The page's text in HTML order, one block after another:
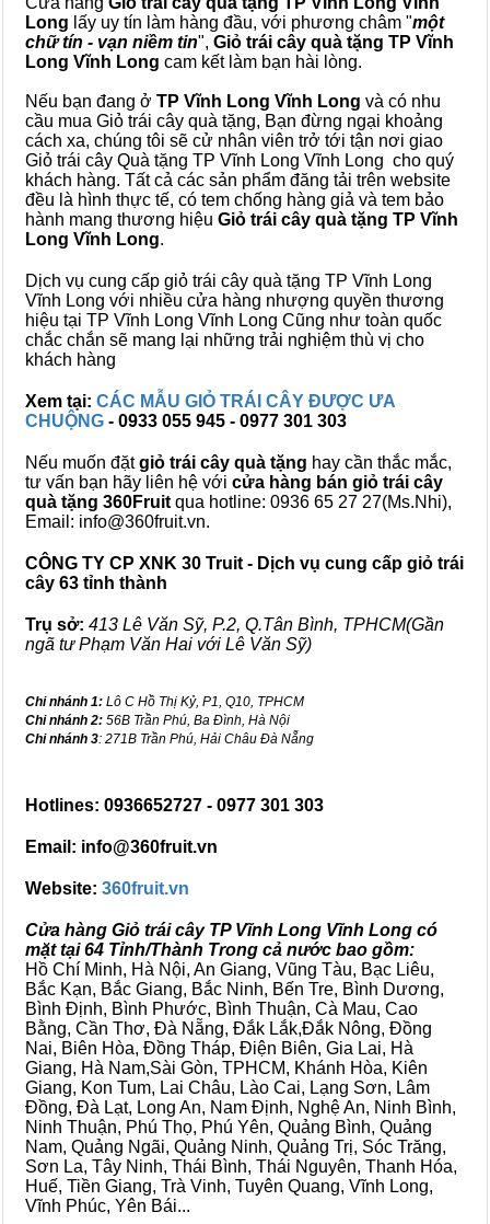
Long lấy uy tín làm hàng đầu, với phương châm "một
chữ tín - vạn niềm tin", Giỏ trái cây quà tặng TP Vĩnh
Long Vĩnh Long cam kết làm bạn hài lòng.
Nếu bạn đang ở TP Vĩnh Long Vĩnh Long và có nhu
cầu mua Giỏ trái cây quà tặng, Bạn đừng ngại khoảng
cách xa, chúng tôi sẽ cử nhân viên trở tới tận nơi giao
Giỏ trái cây Quà tặng TP Vĩnh Long Vĩnh Long cho quý
khách hàng. Tất cả các sản phẩm đăng tải trên website
đều là hình thực tế, có tem chống hàng giả và tem bảo
hành mang thương hiệu Giỏ trái cây quà tặng TP Vĩnh
Long Vĩnh Long.
Dịch vụ cung cấp giỏ trái cây quà tặng TP Vĩnh Long
Vĩnh Long với nhiều cửa hàng nhượng quyền thương
hiệu tại TP Vĩnh Long Vĩnh Long Cũng như toàn quốc
chắc chắn sẽ mang lại những trải nghiệm thù vị cho
khách hàng
Xem tại: CÁC MẪU GIỎ TRÁI CÂY ĐƯỢC ƯA
CHUỘNG - 0933 055 945 - 0977 301 303
Nếu muốn đặtgiỏ trái cây quà tặng hay cần thắc mắc,
tư vấn bạn hãy liên hệ với cửa hàng bán giỏ trái cây
quà tặng 360Fruit qua hotline: 0936 65 27 27(Ms.Nhi),
Email: info@360fruit.vn.
CÔNG TY CP XNK 30 Truit - Dịch vụ cung cấp giỏ trái
cây 63 tỉnh thành
Trụ sở: 413 Lê Văn Sỹ, P.2, Q.Tân Bình, TPHCM(Gần
ngã tư Phạm Văn Hai với Lê Văn Sỹ)
Chi nhánh 1: Lô C Hồ Thị Kỷ, P1, Q10, TPHCM
Chi nhánh 2: 56B Trần Phú, Ba Đình, Hà Nội
Chi nhánh 3: 271B Trần Phú, Hải Châu Đà Nẵng
Hotlines: 0936652727 - 0977 301 303
Email: info@360fruit.vn
Website: 360fruit.vn
Cửa hàng Giỏ trái cây TP Vĩnh Long Vĩnh Long có
mặt tại 64 Tỉnh/Thành Trong cả nước bao gồm:
Hồ Chí Minh, Hà Nội, An Giang, Vũng Tàu, Bạc Liêu,
Bắc Kạn, Bắc Giang, Bắc Ninh, Bến Tre, Bình Dương,
Bình Định, Bình Phước, Bình Thuận, Cà Mau, Cao
Bằng, Cần Thơ, Đà Nẵng, Đắk Lắk,Đắk Nông, Đồng
Nai, Biên Hòa, Đồng Tháp, Điện Biên, Gia Lai, Hà
Giang, Hà Nam,Sài Gòn, TPHCM, Khánh Hòa, Kiên
Giang, Kon Tum, Lai Châu, Lào Cai, Lạng Sơn, Lâm
Đồng, Đà Lạt, Long An, Nam Định, Nghệ An, Ninh Bình,
Ninh Thuận, Phú Thọ, Phú Yên, Quảng Bình, Quảng
Nam, Quảng Ngãi, Quảng Ninh, Quảng Trị, Sóc Trăng,
Sơn La, Tây Ninh, Thái Bình, Thái Nguyên, Thanh Hóa,
Huế, Tiền Giang, Trà Vinh, Tuyên Quang, Vĩnh Long,
Vĩnh Phúc, Yên Bái...